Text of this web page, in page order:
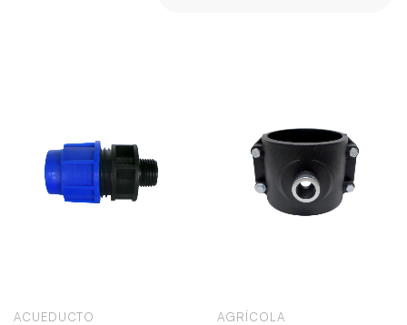
ACUEDUCTO AGRÍCOLA